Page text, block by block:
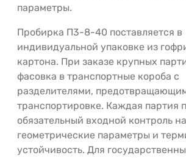
параметры.
Пробирка П3-8-40 поставляется в
индивидуальной упаковке из
картона. При заказе крупных
фасовка в транспортные короба с
разделителями,
транспортировке. Каждая партия
обязательный входной контроль на
геометрические параметры и
устойчивость. Для